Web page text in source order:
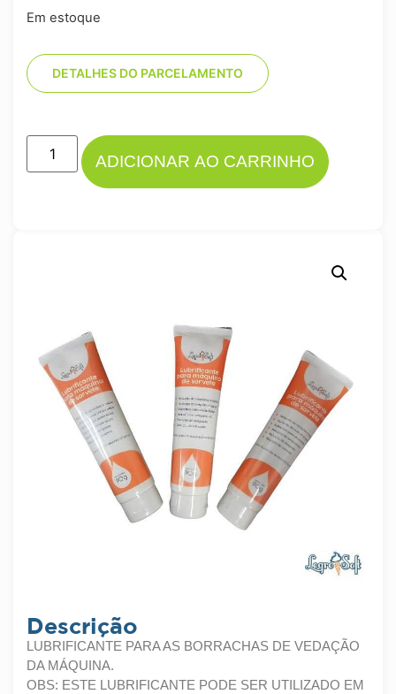
Descrição
LUBRIFICANTE PARA AS BORRACHAS DE VEDAÇÃO
DA MÁQUINA.
OBS: ESTE LUBRIFICANTE PODE SER UTILIZADO EM
Em estoque
DETALHES DO PARCELAMENTO
ADICIONAR AO CARRINHO